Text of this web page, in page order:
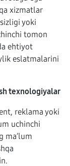
xizmatlar
yoki
tomon
ehtiyot
eslatmalarini
texnologiyalar
reklama yoki
uchinchi
ma’lum